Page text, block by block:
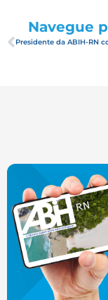
Navegue